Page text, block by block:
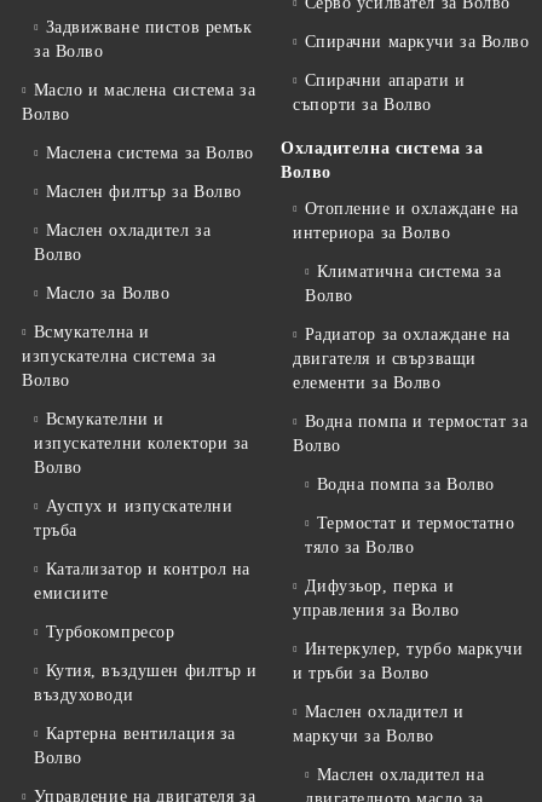
Задвижване пистов ремък
за Волво
Масло и маслена система за
Волво
Маслена система за Волво
Маслен филтър за Волво
Маслен охладител за
Волво
Масло за Волво
Всмукателна и
изпускателна система за
Волво
Всмукателни и
изпускателни колектори за
Волво
Ауспух и изпускателни
тръба
Катализатор и контрол на
емисиите
Турбокомпресор
Кутия, въздушен филтър и
въздуховоди
Картерна вентилация за
Волво
Управление на двигателя за
Спирачни маркучи за Волво
Спирачни апарати и
съпорти за Волво
Охладителна система за
Волво
Отопление и охлаждане на
интериора за Волво
Климатична система за
Волво
Радиатор за охлаждане на
двигателя и свързващи
елементи за Волво
Водна помпа и термостат за
Волво
Водна помпа за Волво
Термостат и термостатно
тяло за Волво
Дифузьор, перка и
управления за Волво
Интеркулер, турбо маркучи
и тръби за Волво
Маслен охладител и
маркучи за Волво
Маслен охладител на